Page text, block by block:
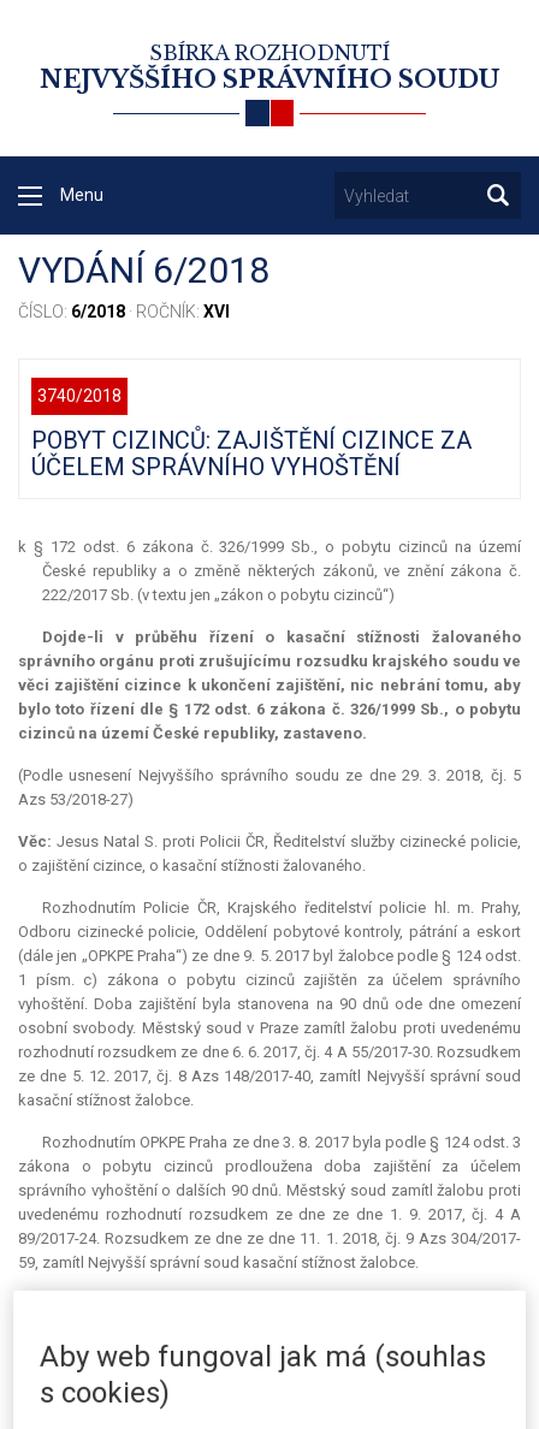
SBÍRKA ROZHODNUTÍ
NEJVYŠŠÍHO SPRÁVNÍHO SOUDU
Menu
VYDÁNÍ 6/2018
ČÍSLO: 6/2018 · ROČNÍK: XVI
3740/2018
POBYT CIZINCŮ: ZAJIŠTĚNÍ CIZINCE ZA
ÚČELEM SPRÁVNÍHO VYHOŠTĚNÍ
k § 172 odst. 6 zákona č. 326/1999 Sb., o pobytu cizinců na území
České republiky a o změně některých zákonů, ve znění zákona č.
222/2017 Sb. (v textu jen „zákon o pobytu cizinců“)
Dojde-li v průběhu řízení o kasační stížnosti žalovaného
správního orgánu proti zrušujícímu rozsudku krajského soudu ve
věci zajištění cizince k ukončení zajištění, nic nebrání tomu, aby
bylo toto řízení dle § 172 odst. 6 zákona č. 326/1999 Sb., o pobytu
cizinců na území České republiky, zastaveno.
(Podle usnesení Nejvyššího správního soudu ze dne 29. 3. 2018, čj. 5
Azs 53/2018-27)
Věc: Jesus Natal S. proti Policii ČR, Ředitelství služby cizinecké policie,
o zajištění cizince, o kasační stížnosti žalovaného.
Rozhodnutím Policie ČR, Krajského ředitelství policie hl. m. Prahy,
Odboru cizinecké policie, Oddělení pobytové kontroly, pátrání a eskort
(dále jen „OPKPE Praha“) ze dne 9. 5. 2017 byl žalobce podle § 124 odst.
1 písm. c) zákona o pobytu cizinců zajištěn za účelem správního
vyhoštění. Doba zajištění byla stanovena na 90 dnů ode dne omezení
osobní svobody. Městský soud v Praze zamítl žalobu proti uvedenému
rozhodnutí rozsudkem ze dne 6. 6. 2017, čj. 4 A 55/2017-30. Rozsudkem
ze dne 5. 12. 2017, čj. 8 Azs 148/2017-40, zamítl Nejvyšší správní soud
kasační stížnost žalobce.
Rozhodnutím OPKPE Praha ze dne 3. 8. 2017 byla podle § 124 odst. 3
zákona o pobytu cizinců prodloužena doba zajištění za účelem
správního vyhoštění o dalších 90 dnů. Městský soud zamítl žalobu proti
uvedenému rozhodnutí rozsudkem ze dne ze dne 1. 9. 2017, čj. 4 A
89/2017-24. Rozsudkem ze dne ze dne 11. 1. 2018, čj. 9 Azs 304/2017-
59, zamítl Nejvyšší správní soud kasační stížnost žalobce.
za účelem správního vyhoštění o dalších 90 dnů. I žaloba proti tomuto
rozhodnutí byla rozsudkem Městského soudu v Praze ze dne 28. 11.
2017, čj. 1 A 129/2017-25, zamítnuta, přičemž kasační stížnost žalobce
Aby web fungoval jak má (souhlas
s cookies)